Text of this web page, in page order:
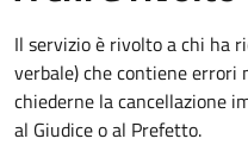
Il servizio è rivolto a chi ha
verbale) che contiene
chiederne la cancellazione
al Giudice o al Prefetto.